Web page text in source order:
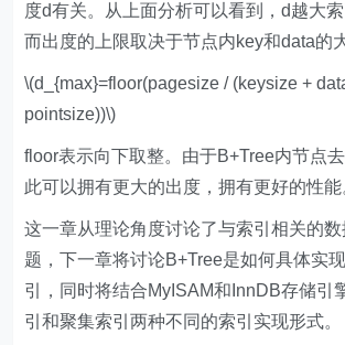
度d有关。从上面分析可以看到，d越大索
而出度的上限取决于节点内key和data的
\(d_{max}=floor(pagesize / (keysize +
pointsize))\)
floor表示向下取整。由于B+Tree内节点
此可以拥有更大的出度，拥有更好的性能
这一章从理论角度讨论了与索引相关的
题，下一章将讨论B+Tree是如何具体实
引，同时将结合MyISAM和InnDB存储引
引和聚集索引两种不同的索引实现形式。